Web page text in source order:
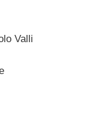
Valli